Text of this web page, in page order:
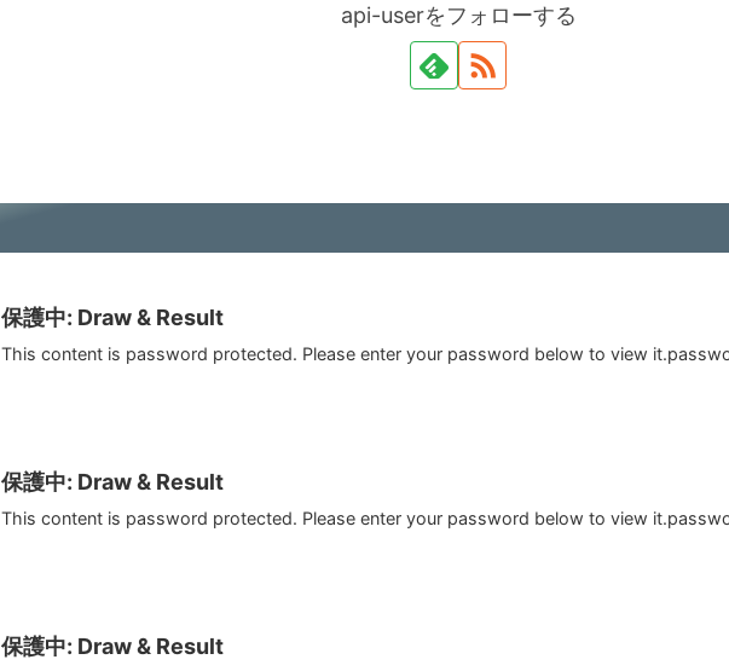
api-userをフォローする
保護中: Draw & Result
This content is password protected. Please enter your password below to view
保護中: Draw & Result
This content is password protected. Please enter your password below to view
保護中: Draw & Result